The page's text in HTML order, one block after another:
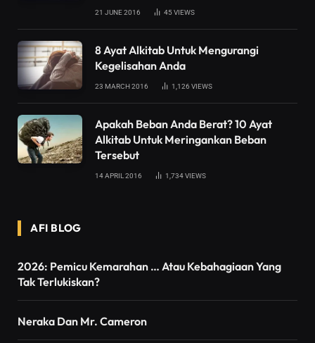
21 JUNE 2016 45VIEWS
8 Ayat Alkitab Untuk Mengurangi
Kegelisahan Anda
23 MARCH 2016 1,126 VIEWS
Apakah Beban Anda Berat? 10 Ayat
Alkitab Untuk Meringankan Beban
Tersebut
14 APRIL 2016 1,734VIEWS
AFI BLOG
2026: Pemicu Kemarahan … Atau Kebahagiaan Yang
Tak Terlukiskan?
Neraka Dan Mr. Cameron